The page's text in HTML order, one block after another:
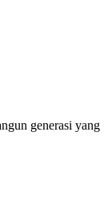
generasi yang